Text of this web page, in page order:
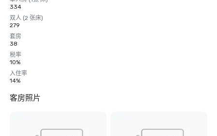
334
双人 (2 张床)
279
套房
38
税率
10%
入住率
14%
客房照片